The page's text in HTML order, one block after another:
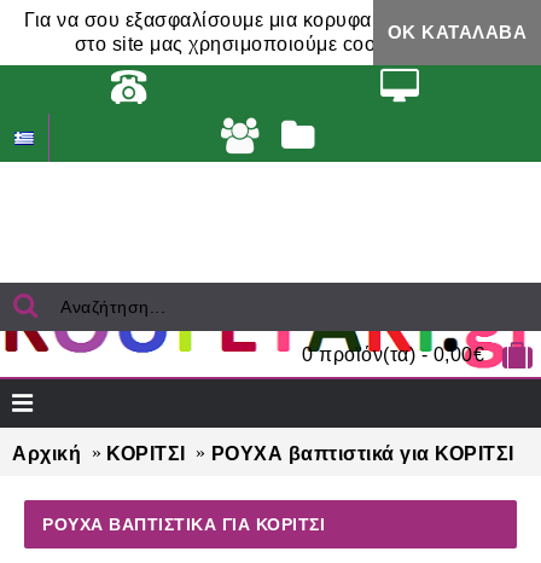
Για να σου εξασφαλίσουμε μια κορυφαία εμπειρία,
στο site μας χρησιμοποιούμε cookies.
ΟΚ ΚΑΤΆΛΑΒΑ
0 προϊόν(τα) - 0,00€
Αρχική ΚΟΡΙΤΣΙ ΡΟΥΧΑ βαπτιστικά για ΚΟΡΙΤΣΙ
ΡΟΥΧΑ ΒΑΠΤΙΣΤΙΚΆ ΓΙΑ ΚΟΡΙΤΣΙ